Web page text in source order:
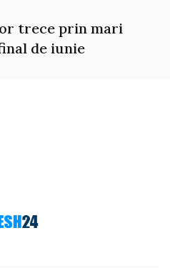
trece prin mari
de iunie